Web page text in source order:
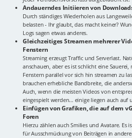
Andauerndes Initiieren von
Durch ständiges Wiederholen aus
belasten - Ihr glaubt, das macht keiner?
Logs sagen etwas anderes.
Gleichzeitiges Streamen mehrerer
Fenstern
Streaming erzeugt Traffic und Serverlast.
anschauen, aber es ist schlicht eine
Fenstern parallel vor sich hin streamen zu
brauchen erhebliche Bandbreite, die
Auch, wenn die meisten Videos von
eingespielt werden... einige liegen auch auf
Einfügen von Grafiken, die auf dem
Foren
Hierzu zählen auch Smilies und Avatare. Es
für Ausschmückung von Beiträgen in